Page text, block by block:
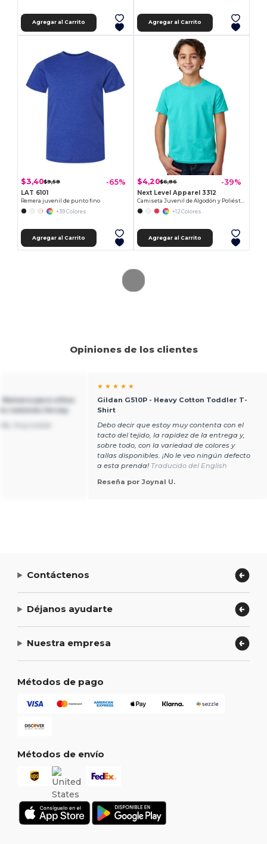
Agregar al Carrito Agregar al Carrito
$3,40$9,58 -65%
LAT 6101
Remera juvenil de punto fino
+39 Colores
Agregar al Carrito
$4,20$6,86 -39%
Next Level Apparel 3312
Camiseta Juvenil de Algodón y Poliéster
+12 Colores
Agregar al Carrito
Opiniones de los clientes
para niños
redondo Jersey
★ ★ ★ ★ ★
Gildan G510P - Heavy Cotton Toddler T-
Shirt
Debo decir que estoy muy contenta con el
tacto del tejido, la rapidez de la entrega y,
sobre todo, con la variedad de colores y
tallas disponibles. ¡No le veo ningún defecto
a esta prenda! Traducido del English
Reseña por Joynal U.
Contáctenos
Déjanos ayudarte
Nuestra empresa
Métodos de pago
Métodos de envío